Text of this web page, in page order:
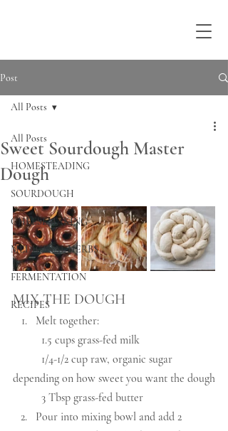
Post
All Posts
HOMESTEADING
SOURDOUGH
CHEESEMAKING
MEDICINAL HERBS
FERMENTATION
RECIPES
All Posts
Sweet Sourdough Master
Dough
MIX THE DOUGH
Melt together:
	1.5 cups grass-fed milk
depending on how sweet you want the dough
	3 Tbsp grass-fed butter
Pour into mixing bowl and add 2